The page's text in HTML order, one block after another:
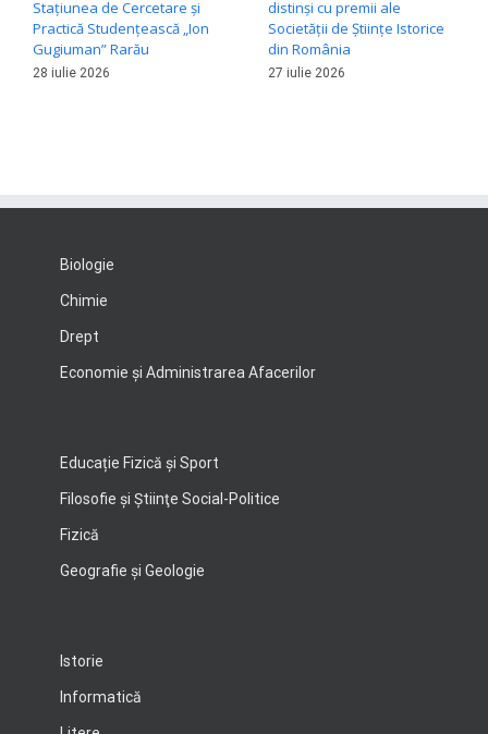
Stațiunea de Cercetare și
Practică Studențească „Ion
Gugiuman” Rarău
28 iulie 2026
distinși cu premii ale
Societății de Științe Istorice
din România
27 iulie 2026
Biologie
Chimie
Drept
Economie şi Administrarea Afacerilor
Educație Fizică și Sport
Filosofie şi Ştiinţe Social-Politice
Fizică
Geografie şi Geologie
Istorie
Informatică